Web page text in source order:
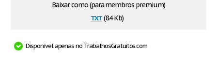
Baixar como (para membros premium)
txt(8.4 Kb)
Disponível apenas no TrabalhosGratuitos.com